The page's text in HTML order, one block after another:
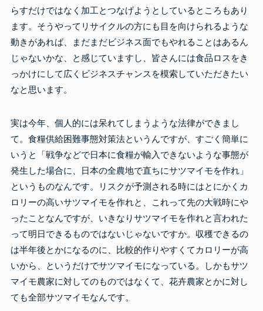
らすだけではなく加工とつなげようとしているところもあり
ます。そうやってリサイクルの方にも目を向けられるような
動きがあれば、まだまだビジネス面でもやれることはあるん
じゃないかな、と感じていますし、皆さんには食品ロスをき
っかけにして広くビジネスチャンスを模索していただきたい
なと思います。
実は今年、個人的には呆れてしまうような法律ができまし
て。食糧供給困難事態対策法というんですが、すごく簡単に
いうと「戦争などで日本に食糧が輸入できないような事態が
発生した場合に、日本の全農地で直ちにサツマイモを作れ」
というものなんです。リスクが予測される時にはとにかくカ
ロリーの高いサツマイモを作れと、これって先の大戦時にや
ったことなんですが、いきなりサツマイモを作れと言われた
って明日できるものではないじゃないですか。収穫できるの
は半年後とかになるのに、比較的作りやすくてカロリーが高
いから、というだけでサツマイモになっている。しかもサツ
マイモ農家に対してのものではなくて、花卉農家とかに対し
ても全部サツマイモなんです。